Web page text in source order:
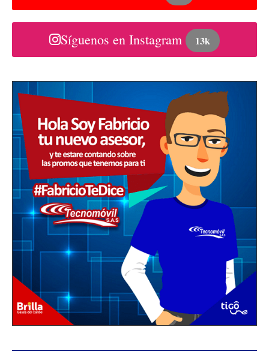
Síguenos en Instagram 13k